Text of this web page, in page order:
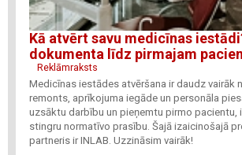
Kā atvērt savu medicīnas
dokumenta līdz pirmajam
Reklāmraksts
Medicīnas iestādes atvēršana ir daudz vairāk
remonts, aprīkojuma iegāde un personāla
uzsāktu darbību un pieņemtu pirmo pacientu,
stingru normatīvo prasību. Šajā izaicinošajā
partneris ir INLAB. Uzzināsim vairāk!